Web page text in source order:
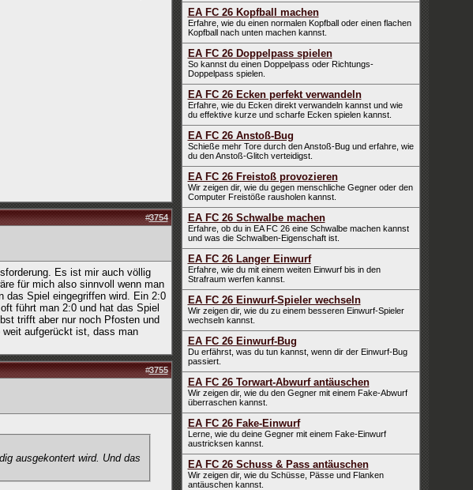
#3754
Es ist mir auch völlig
für mich also sinnvoll wenn man
das Spiel eingegriffen wird. Ein 2:0
führt man 2:0 und hat das Spiel
trifft aber nur noch Pfosten und
weit aufgerückt ist, dass man
#3755
ausgekontert wird. Und das
EA FC 26 Kopfball machen
Erfahre, wie du einen normalen Kopfball oder einen flachen
Kopfball nach unten machen kannst.
EA FC 26 Doppelpass spielen
So kannst du einen Doppelpass oder Richtungs-
Doppelpass spielen.
EA FC 26 Ecken perfekt verwandeln
Erfahre, wie du Ecken direkt verwandeln kannst und wie
du effektive kurze und scharfe Ecken spielen kannst.
EA FC 26 Anstoß-Bug
Schieße mehr Tore durch den Anstoß-Bug und erfahre, wie
du den Anstoß-Glitch verteidigst.
EA FC 26 Freistoß provozieren
Wir zeigen dir, wie du gegen menschliche Gegner oder den
Computer Freistöße rausholen kannst.
EA FC 26 Schwalbe machen
Erfahre, ob du in EA FC 26 eine Schwalbe machen kannst
und was die Schwalben-Eigenschaft ist.
EA FC 26 Langer Einwurf
Erfahre, wie du mit einem weiten Einwurf bis in den
Strafraum werfen kannst.
EA FC 26 Einwurf-Spieler wechseln
Wir zeigen dir, wie du zu einem besseren Einwurf-Spieler
wechseln kannst.
EA FC 26 Einwurf-Bug
Du erfährst, was du tun kannst, wenn dir der Einwurf-Bug
passiert.
EA FC 26 Torwart-Abwurf antäuschen
Wir zeigen dir, wie du den Gegner mit einem Fake-Abwurf
überraschen kannst.
EA FC 26 Fake-Einwurf
Lerne, wie du deine Gegner mit einem Fake-Einwurf
austricksen kannst.
EA FC 26 Schuss & Pass antäuschen
Wir zeigen dir, wie du Schüsse, Pässe und Flanken
antäuschen kannst.